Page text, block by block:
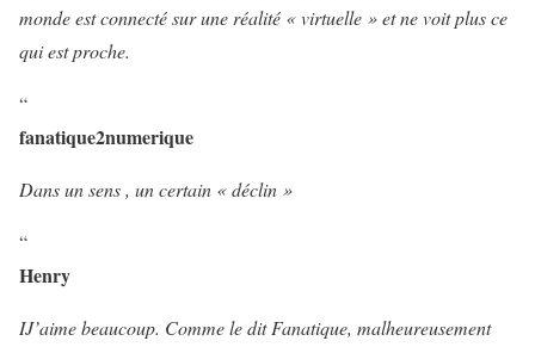
monde est connecté sur une réalité « virtuelle » et ne voit plus ce
qui est proche.
“
fanatique2numerique
Dans un sens , un certain « déclin »
“
Henry
IJ’aime beaucoup. Comme le dit Fanatique, malheureusement